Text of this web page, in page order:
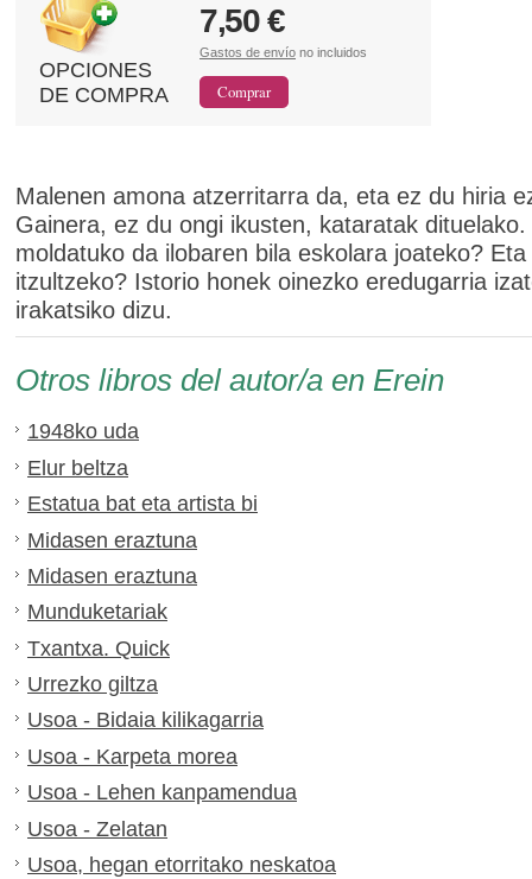
OPCIONES
DE COMPRA
7,50 €
Gastos de envío no incluidos
Malenen amona atzerritarra da, eta ez du hiria
Gainera, ez du ongi ikusten, kataratak dituelako.
moldatuko da ilobaren bila eskolara joateko?
itzultzeko? Istorio honek oinezko eredugarria
irakatsiko dizu.
Otros libros del autor/a en Erein
1948ko uda
Elur beltza
Estatua bat eta artista bi
Midasen eraztuna
Midasen eraztuna
Munduketariak
Txantxa. Quick
Urrezko giltza
Usoa - Bidaia kilikagarria
Usoa - Karpeta morea
Usoa - Lehen kanpamendua
Usoa - Zelatan
Usoa, hegan etorritako neskatoa